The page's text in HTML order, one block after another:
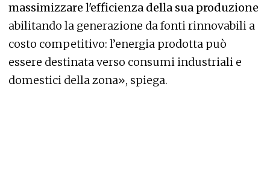
massimizzare l'efficienza della sua produzione
abilitando la generazione da fonti rinnovabili a
costo competitivo: l’energia prodotta può
essere destinata verso consumi industriali e
domestici della zona», spiega.